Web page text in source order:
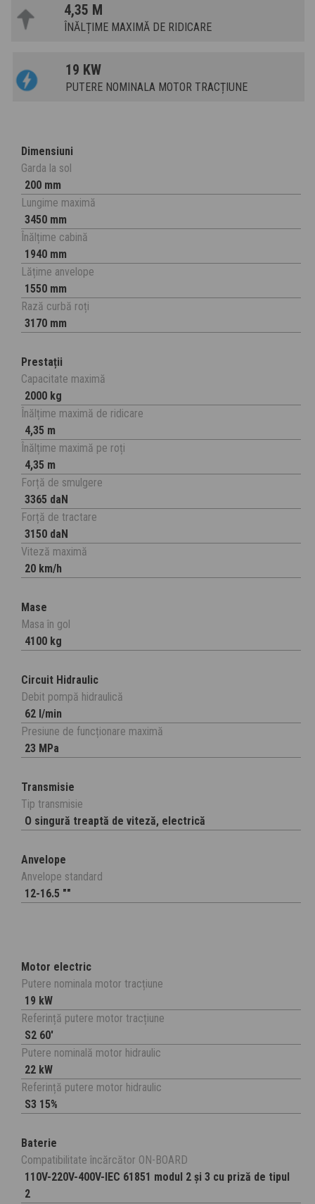
4,35 M
ÎNĂLȚIME MAXIMĂ DE RIDICARE
19 KW
PUTERE NOMINALA MOTOR TRACȚIUNE
Dimensiuni
Garda la sol
200 mm
Lungime maximă
3450 mm
Înălțime cabină
1940 mm
Lățime anvelope
1550 mm
Rază curbă roți
3170 mm
Prestații
Capacitate maximă
2000 kg
Înălțime maximă de ridicare
4,35 m
Înălțime maximă pe roți
4,35 m
Forță de smulgere
3365 daN
Forță de tractare
3150 daN
Viteză maximă
20 km/h
Mase
Masa în gol
4100 kg
Circuit Hidraulic
Debit pompă hidraulică
62 l/min
Presiune de funcționare maximă
23 MPa
Transmisie
Tip transmisie
O singură treaptă de viteză, electrică
Anvelope
Anvelope standard
12-16.5 ""
Motor electric
Putere nominala motor tracțiune
19 kW
Referință putere motor tracțiune
S2 60'
Putere nominală motor hidraulic
22 kW
Referință putere motor hidraulic
S3 15%
Baterie
Compatibilitate încărcător ON-BOARD
110V-220V-400V-IEC 61851 modul 2 și 3 cu priză de tipul
2